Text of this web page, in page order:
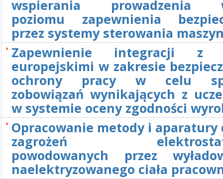
wspierania prowadzenia
poziomu zapewnienia
przez systemy sterowania
Zapewnienie integracji z
europejskimi w zakresie
ochrony pracy w celu
zobowiązań wynikających z
w systemie oceny zgodności
Opracowanie metody i aparatury
zagrożeń
powodowanych przez
naelektryzowanego ciała